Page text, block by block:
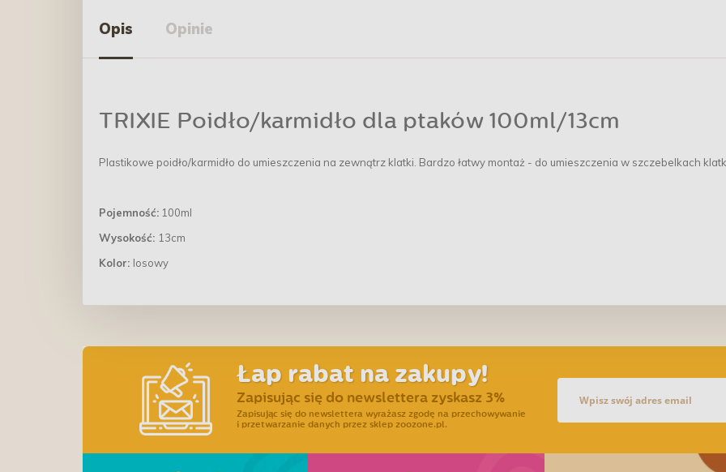
Opis Opinie
TRIXIE Poidło/karmidło dla ptaków 100ml/13cm
Plastikowe poidło/karmidło do umieszczenia na zewnątrz klatki. Bardzo łatwy montaż - do umieszczenia w szczebelkach
Pojemność: 100ml
Wysokość: 13cm
Kolor: losowy
Łap rabat na zakupy!
Zapisując się do newslettera zyskasz 3%
Zapisując się do newslettera wyrażasz zgodę na przechowywanie
i przetwarzanie danych przez sklep zoozone.pl.